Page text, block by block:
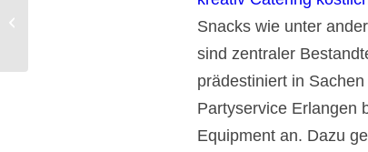
Snacks wie unter
sind zentraler
prädestiniert in
Partyservice Erlangen
Equipment an. Dazu